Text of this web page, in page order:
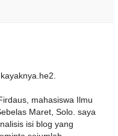
mahasiswa Ilmu
Maret, Solo. saya
isi blog yang